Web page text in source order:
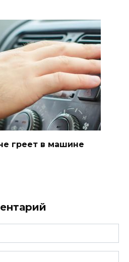
греет в машине